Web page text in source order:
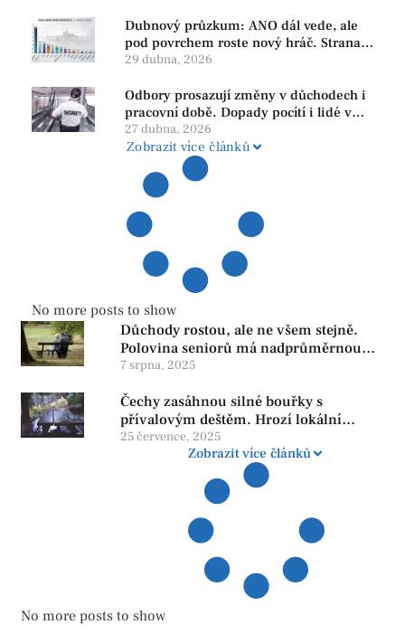
Dubnový průzkum: ANO dál vede, ale
pod povrchem roste nový hráč. Strana
PRO se drží nejvýš mezi menšími
29 dubna, 2026
Odbory prosazují změny v důchodech i
pracovní době. Dopady pocítí i lidé v
našem regionu
27 dubna, 2026
Zobrazit více článků
No more posts to show
Důchody rostou, ale ne všem stejně.
Polovina seniorů má nadprůměrnou
penzi, tisíce však žijí pod hranicí
reformy
7 srpna, 2025
Čechy zasáhnou silné bouřky s
přívalovým deštěm. Hrozí lokální
zatopení
25 července, 2025
Zobrazit více článků
No more posts to show